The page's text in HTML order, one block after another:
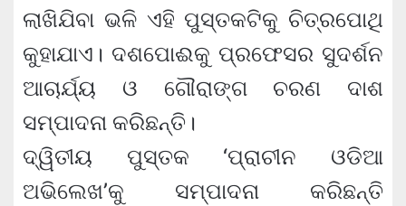
ଲାଖିଯିବା ଭଳି ଏହି ପୁସ୍ତକଟିକୁ ଚିତ୍ରପୋଥି
କୁହାଯାଏ। ଦଶପୋଈକୁ ପ୍ରଫେସର ସୁଦର୍ଶନ
ଆଚାର୍ଯ୍ୟ ଓ ଗୌରାଙ୍ଗ ଚରଣ ଦାଶ
ସମ୍ପାଦନା କରିଛନ୍ତି।
ଦ୍ୱିତୀୟ ପୁସ୍ତକ ‘ପ୍ରାଚୀନ ଓଡିଆ
ଅଭିଲେଖ’କୁ ସମ୍ପାଦନା କରିଛନ୍ତି